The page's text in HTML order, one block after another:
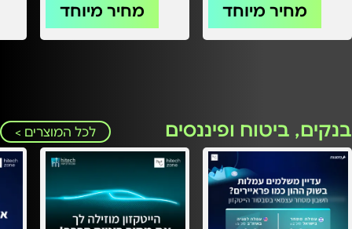
מחיר מיוחד מחיר מיוחד
בנקים, ביטוח ופיננסים לכל המוצרים >